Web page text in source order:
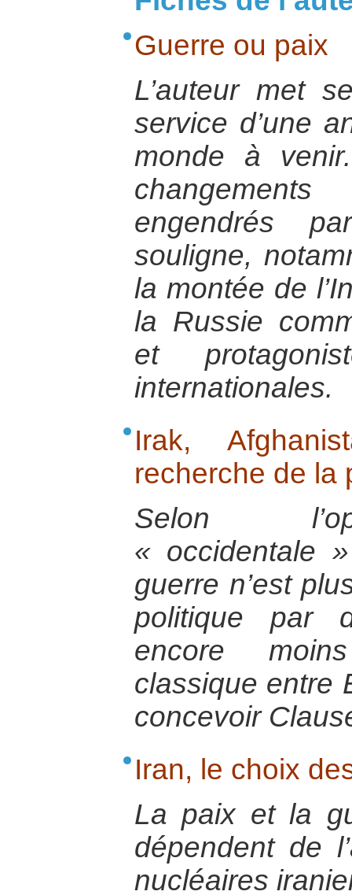
Guerre ou paix
L’auteur met
service d’une
monde à
engendrés
souligne,
la montée de
la Russie
et
internationales.
Irak,
recherche de la
Selon
« occidentale
guerre n’est
politique par
encore
classique entre
concevoir
Iran, le choix
La paix et la
dépendent de
nucléaires